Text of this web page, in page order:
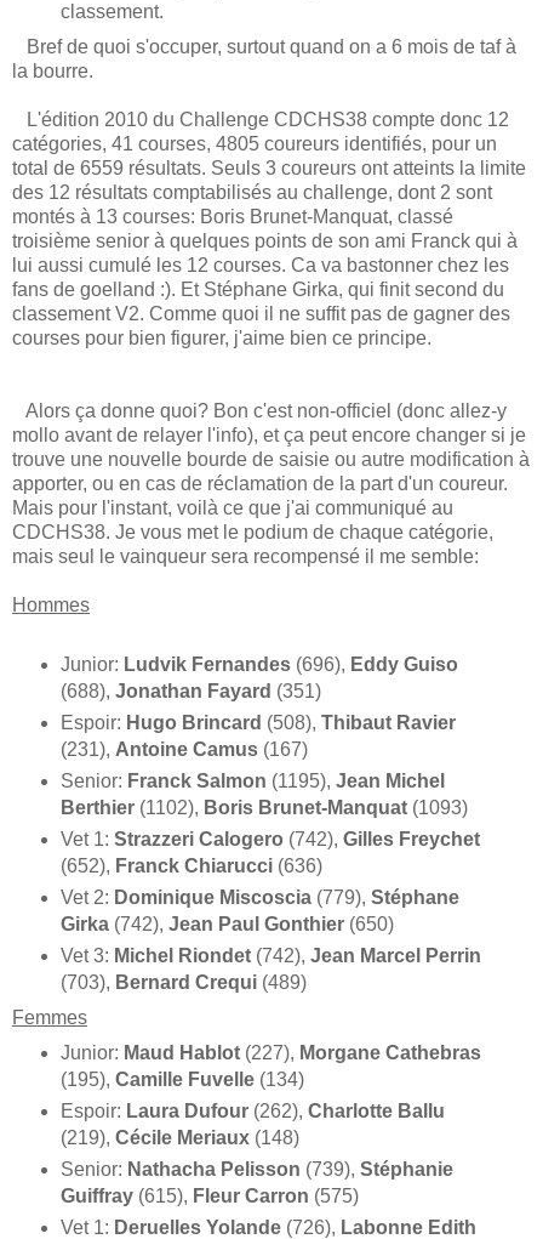
classement.
Bref de quoi s'occuper, surtout quand on a 6 mois de taf à
la bourre.
L'édition 2010 du Challenge CDCHS38 compte donc 12
catégories, 41 courses, 4805 coureurs identifiés, pour un
total de 6559 résultats. Seuls 3 coureurs ont atteints la limite
des 12 résultats comptabilisés au challenge, dont 2 sont
montés à 13 courses: Boris Brunet-Manquat, classé
troisième senior à quelques points de son ami Franck qui à
lui aussi cumulé les 12 courses. Ca va bastonner chez les
fans de goelland :). Et Stéphane Girka, qui finit second du
classement V2. Comme quoi il ne suffit pas de gagner des
courses pour bien figurer, j'aime bien ce principe.
Alors ça donne quoi? Bon c'est non-officiel (donc allez-y
mollo avant de relayer l'info), et ça peut encore changer si je
trouve une nouvelle bourde de saisie ou autre modification à
apporter, ou en cas de réclamation de la part d'un coureur.
Mais pour l'instant, voilà ce que j'ai communiqué au
CDCHS38. Je vous met le podium de chaque catégorie,
mais seul le vainqueur sera recompensé il me semble:
Hommes
Junior: Ludvik Fernandes(696), Eddy Guiso
(688), Jonathan Fayard (351)
Espoir: Hugo Brincard (508), Thibaut Ravier
(231), Antoine Camus(167)
Senior: Franck Salmon (1195), Jean Michel
Berthier(1102), Boris Brunet-Manquat(1093)
Vet 1: Strazzeri Calogero (742), Gilles Freychet
(652), Franck Chiarucci(636)
Vet 2: Dominique Miscoscia(779), Stéphane
Girka(742), Jean Paul Gonthier(650)
Vet 3: Michel Riondet(742), Jean Marcel Perrin
(703), Bernard Crequi(489)
Femmes
Junior: Maud Hablot(227), Morgane Cathebras
(195), Camille Fuvelle(134)
Espoir: Laura Dufour (262), Charlotte Ballu
(219), Cécile Meriaux(148)
Senior: Nathacha Pelisson (739), Stéphanie
Guiffray(615), Fleur Carron (575)
Vet 1: Deruelles Yolande(726), Labonne Edith